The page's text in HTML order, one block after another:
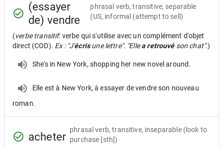
(essayer
de) vendre
phrasal verb, transitive, separable
(US, informal (attempt to sell)
(verbe transitif: verbe qui s'utilise avec un complément d'objet
direct (COD). Ex : "J'écrisune lettre". "Ellea retrouvéson chat".)
She's in New York, shopping her new novel around.
Elle est à New York, à essayer de vendre son nouveau
roman.
acheter
phrasal verb, transitive, inseparable (look to
purchase [sth])